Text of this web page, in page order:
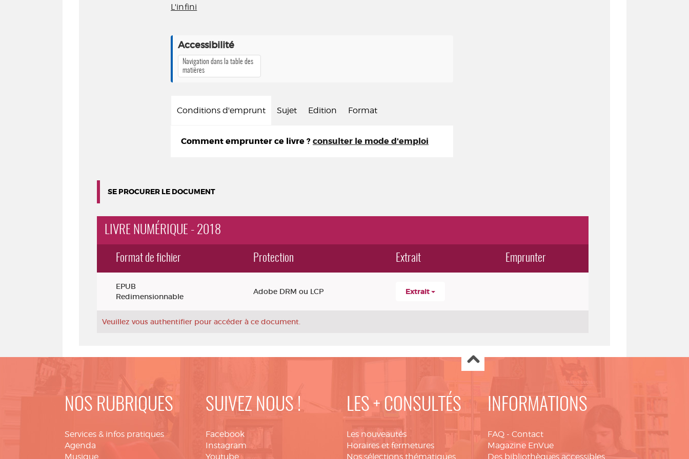
L'infini
Accessibilité
Navigation dans la table des
matières
Conditions d'emprunt Sujet Edition Format
Comment emprunter ce livre ? consulter le mode d'emploi
SE PROCURER LE DOCUMENT
LIVRE NUMÉRIQUE - 2018
Format de fichier Protection Extrait Emprunter
EPUB
Redimensionnable
Adobe DRM ou LCP Extrait
Veuillez vous authentifier pour accéder à ce document.
NOS RUBRIQUES
Services & infos pratiques
Agenda
Musique
SUIVEZ NOUS !
Facebook
Instagram
Youtube
LES + CONSULTÉS
Les nouveautés
Horaires et fermetures
Nos sélections thématiques
INFORMATIONS
FAQ - Contact
Magazine EnVue
Des bibliothèques accessibles